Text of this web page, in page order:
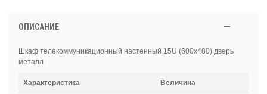
ОПИСАНИЕ
Шкаф телекоммуникационный настенный 15U (600х480) дверь
металл
Характеристика Величина